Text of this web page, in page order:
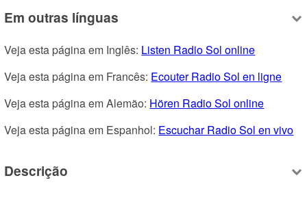
Em outras línguas
Veja esta página em Inglês: Listen Radio Sol online
Veja esta página em Francês: Ecouter Radio Sol en ligne
Veja esta página em Alemão: Hören Radio Sol online
Veja esta página em Espanhol: Escuchar Radio Sol en vivo
Descrição